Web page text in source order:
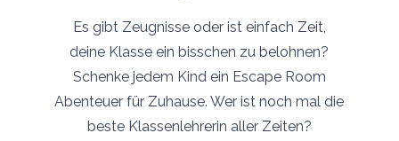
Es gibt Zeugnisse oder ist einfach Zeit,
deine Klasse ein bisschen zu belohnen?
Schenke jedem Kind ein Escape Room
Abenteuer für Zuhause. Wer ist noch mal die
beste Klassenlehrerin aller Zeiten?